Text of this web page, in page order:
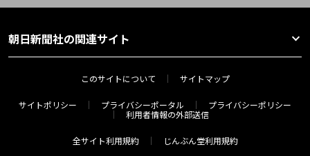
朝日新聞社の関連サイト
このサイトについて サイトマップ
サイトポリシー プライバシーポータル
プライバシーポリシー
利用者情報の外部送信
全サイト利用規約 じんぶん堂利用規約